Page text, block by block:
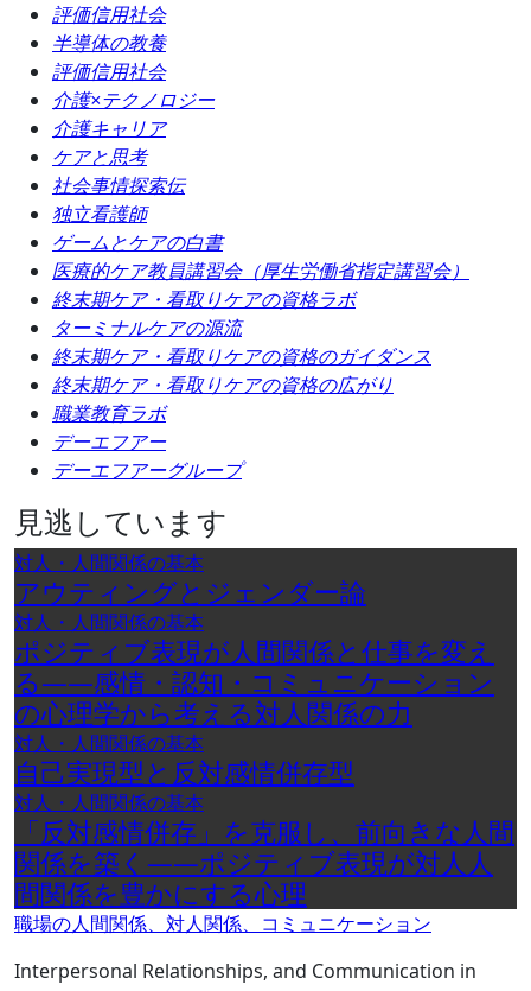
評価信用社会
半導体の教養
評価信用社会
介護×テクノロジー
介護キャリア
ケアと思考
社会事情探索伝
独立看護師
ゲームとケアの白書
医療的ケア教員講習会（厚生労働省指定講習会）
終末期ケア・看取りケアの資格ラボ
ターミナルケアの源流
終末期ケア・看取りケアの資格のガイダンス
終末期ケア・看取りケアの資格の広がり
職業教育ラボ
デーエフアー
デーエフアーグループ
見逃しています
対人・人間関係の基本
アウティングとジェンダー論
対人・人間関係の基本
ポジティブ表現が人間関係と仕事を変え
る――感情・認知・コミュニケーション
の心理学から考える対人関係の力
対人・人間関係の基本
自己実現型と反対感情併存型
対人・人間関係の基本
「反対感情併存」を克服し、前向きな人間
関係を築く――ポジティブ表現が対人人
間関係を豊かにする心理
職場の人間関係、対人関係、コミュニケーション
Interpersonal Relationships, and Communication in